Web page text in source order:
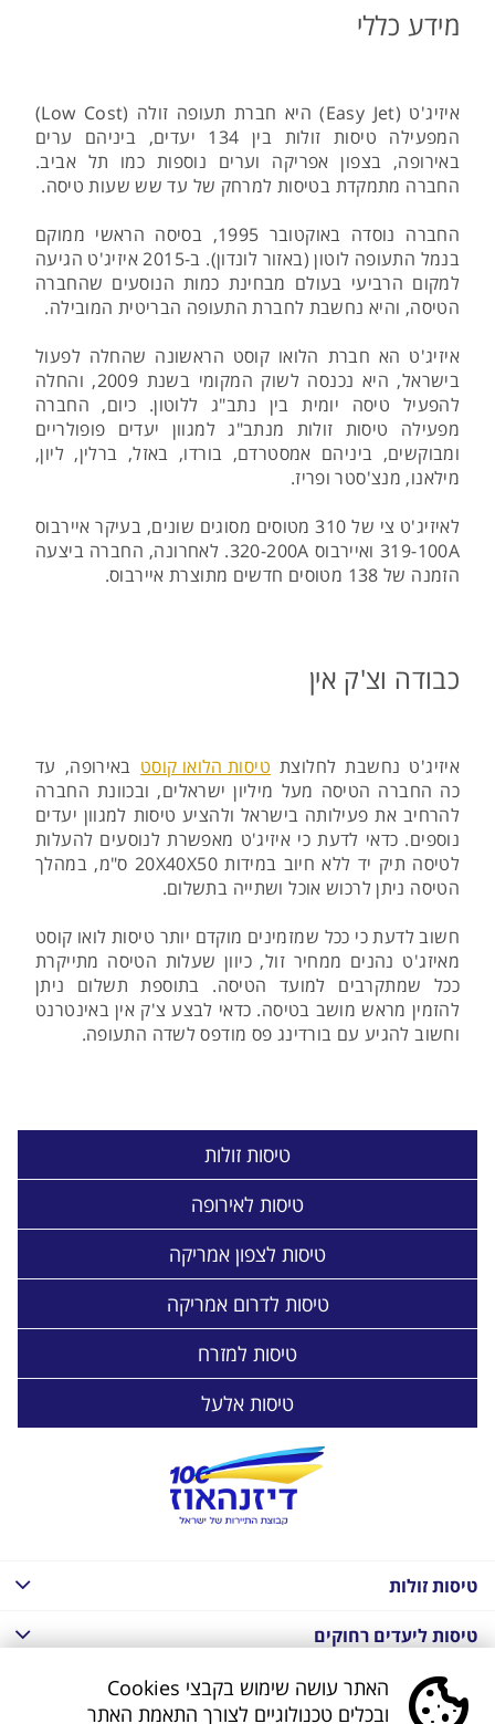
מידע כללי
איזיג'ט (Easy Jet) היא חברת תעופה זולה (Low Cost)
המפעילה טיסות זולות בין 134 יעדים, ביניהם ערים
באירופה, בצפון אפריקה וערים נוספות כמו תל אביב.
החברה מתמקדת בטיסות למרחק של עד שש שעות טיסה.
החברה נוסדה באוקטובר 1995, בסיסה הראשי ממוקם
בנמל התעופה לוטון (באזור לונדון). ב-2015 איזיג'ט הגיעה
למקום הרביעי בעולם מבחינת כמות הנוסעים שהחברה
הטיסה, והיא נחשבת לחברת התעופה הבריטית המובילה.
איזיג'ט הא חברת הלואו קוסט הראשונה שהחלה לפעול
בישראל, היא נכנסה לשוק המקומי בשנת 2009, והחלה
להפעיל טיסה יומית בין נתב"ג ללוטון. כיום, החברה
מפעילה טיסות זולות מנתב"ג למגוון יעדים פופולריים
ומבוקשים, ביניהם אמסטרדם, בורדו, באזל, ברלין, ליון,
מילאנו, מנצ'סטר ופריז.
לאיזיג'ט צי של 310 מטוסים מסוגים שונים, בעיקר איירבוס
319-100A ואיירבוס 320-200A. לאחרונה, החברה ביצעה
הזמנה של 138 מטוסים חדשים מתוצרת איירבוס.
כבודה וצ'ק אין
איזיג'ט נחשבת לחלוצת טיסות הלואו קוסט באירופה, עד
כה החברה הטיסה מעל מיליון ישראלים, ובכוונת החברה
להרחיב את פעילותה בישראל ולהציע טיסות למגוון יעדים
נוספים. כדאי לדעת כי איזיג'ט מאפשרת לנוסעים להעלות
לטיסה תיק יד ללא חיוב במידות 20X40X50 ס"מ, במהלך
הטיסה ניתן לרכוש אוכל ושתייה בתשלום.
חשוב לדעת כי ככל שמזמינים מוקדם יותר טיסות לואו קוסט
מאיזג'ט נהנים ממחיר זול, כיוון שעלות הטיסה מתייקרת
ככל שמתקרבים למועד הטיסה. בתוספת תשלום ניתן
להזמין מראש מושב בטיסה. כדאי לבצע צ'ק אין באינטרנט
וחשוב להגיע עם בורדינג פס מודפס לשדה התעופה.
טיסות זולות
טיסות לאירופה
טיסות לצפון אמריקה
טיסות לדרום אמריקה
טיסות למזרח
טיסות אלעל
טיסות זולות
טיסות ליעדים רחוקים
חבילות נופש בחו"ל
האתר עושה שימוש בקבצי Cookies
ובכלים טכנולוגיים לצורך התאמת האתר